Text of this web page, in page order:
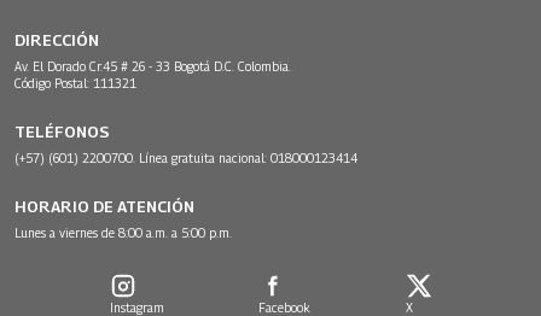
DIRECCIÓN
Av. El Dorado Cr.45 # 26 - 33 Bogotá D.C. Colombia.
Código Postal: 111321
TELÉFONOS
(+57) (601) 2200700. Línea gratuita nacional: 018000123414
HORARIO DE ATENCIÓN
Lunes a viernes de 8:00 a.m. a 5:00 p.m.
Instagram Facebook X